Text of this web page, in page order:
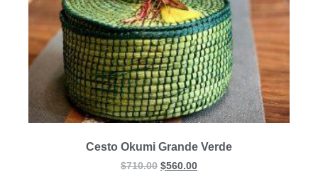
Cesto Okumi Grande Verde
$710.00 $560.00